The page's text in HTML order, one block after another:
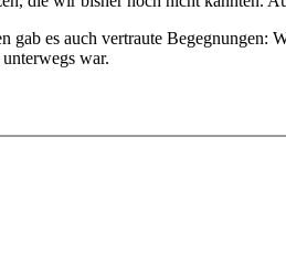
gab es auch vertraute Begegnungen:
war.